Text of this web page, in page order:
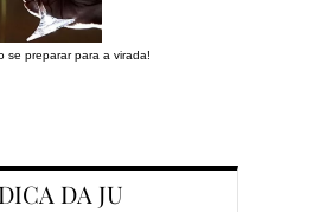
se preparar para a virada!
DICA DA JU